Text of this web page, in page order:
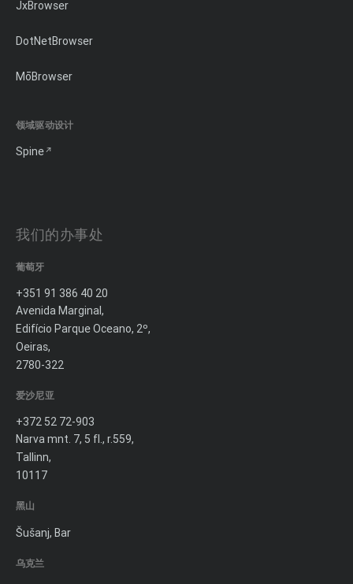
JxBrowser
DotNetBrowser
MōBrowser
领域驱动设计
Spine
我们的办事处
葡萄牙
+351 91 386 40 20
Avenida Marginal,
Edifício Parque Oceano, 2º,
Oeiras,
2780-322
爱沙尼亚
+372 52 72-903
Narva mnt. 7, 5 fl., r.559,
Tallinn,
10117
黑山
Šušanj, Bar
乌克兰